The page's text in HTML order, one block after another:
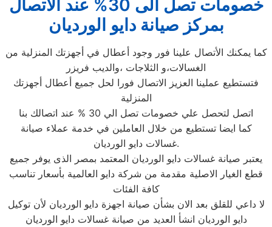
خصومات تصل الى 30% عند الاتصال
بمركز صيانة دايو الورديان
كما يمكنك الأتصال علينا فور وجود أعطال في أجهزتك المنزلية من
الغسالات،و الثلاجات ،والديب فريزر
فتستطيع عملينا العزيز الاتصال فورا لحل جميع أعطال أجهزتك
المنزلية
اتصل لتحصل علي خصومات تصل الي 30 % عند اتصالك بنا
كما ايضا تستطيع من خلال العاملين في خدمة عملاء صيانة
غسالات دايو الورديان.
يعتبر صيانة غسالات دايو الورديان المعتمد بمصر الذى يوفر جميع
قطع الغيار الاصلية مقدمة من شركة دايو العالمية بأسعار تناسب
كافة الفئات
لا داعي للقلق بعد الان بشأن صيانة اجهزة دايو الورديان لأن توكيل
دايو الورديان انشأ العديد من صيانة غسالات دايو الورديان